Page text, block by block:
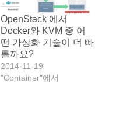
OpenStack 에서
Docker와 KVM 중 어
떤 가상화 기술이 더 빠
를까요?
2014-11-19
"Container"에서